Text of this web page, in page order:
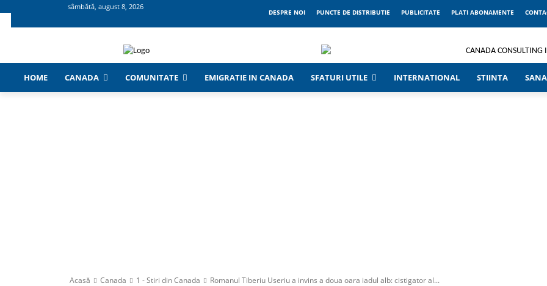
sâmbătă, august 8, 2026
DESPRE NOI PUNCTE DE DISTRIBUTIE PUBLICITATE PLATI ABONAMENTE
HOME CANADA COMUNITATE EMIGRATIE IN CANADA SFATURI UTILE INTERNATIONAL STIINTA
Acasă Canada 1 - Stiri din Canada Romanul Tiberiu Useriu a invins a doua oara iadul alb: cistigator al...